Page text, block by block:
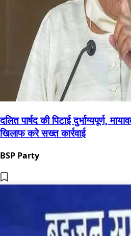
दलित पार्षद की पिटाई दुर्भाग्यपूर्ण,
खिलाफ करे सख्त कार्रवाई
BSP Party